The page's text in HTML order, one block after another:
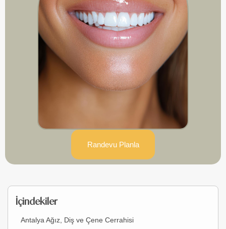
Randevu Planla
İçindekiler
Antalya Ağız, Diş ve Çene Cerrahisi